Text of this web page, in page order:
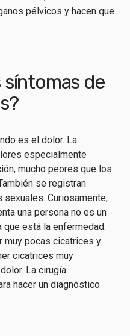
pélvicos y hacen que
síntomas de
es el dolor. La
especialmente
mucho peores que los
se registran
Curiosamente,
una persona no es un
que está la enfermedad.
muy pocas cicatrices y
cicatrices muy
La cirugía
hacer un diagnóstico